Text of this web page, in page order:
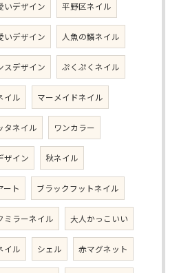
いデザイン 平野区ネイル
いデザイン 人魚の鱗ネイル
スデザイン ぷくぷくネイル
イル マーメイドネイル
タネイル ワンカラー
ザイン 秋ネイル
ート ブラックフットネイル
ミラーネイル 大人かっこいい
イル シェル 赤マグネット